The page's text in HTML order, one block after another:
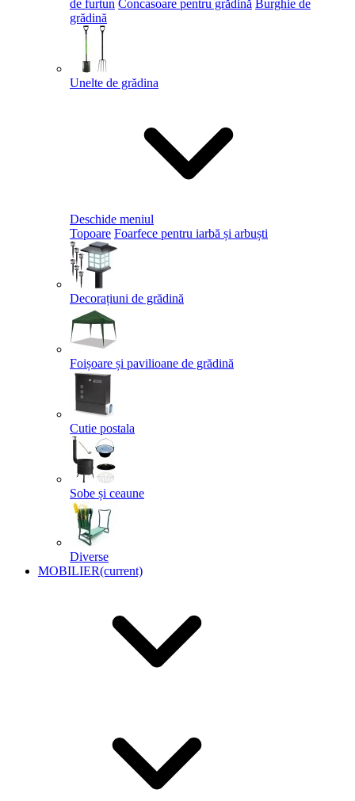
de furtun Concasoare pentru grădină Burghie de
grădină
Unelte de grădina
Deschide meniul
Topoare Foarfece pentru iarbă și arbuști
Decorațiuni de grădină
Foișoare și pavilioane de grădină
Cutie postala
Sobe și ceaune
Diverse
MOBILIER(current)